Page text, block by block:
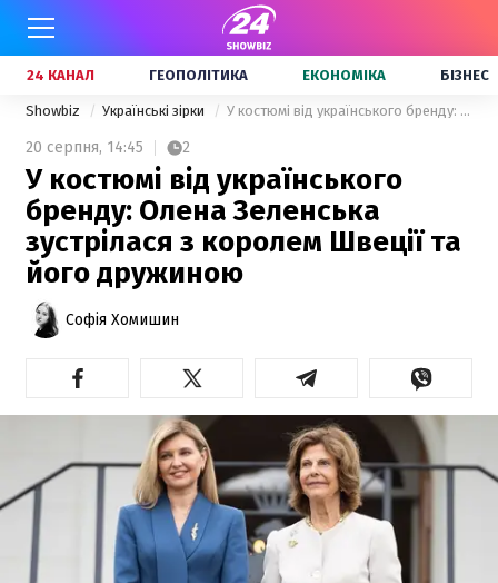
24 КАНАЛ ГЕОПОЛІТИКА ЕКОНОМІКА БІЗНЕС
Showbiz Українські зірки У костюмі від українського бренду: Олена Зеленська зустрілася з королем Швеції та його дружиною
20 серпня, 14:45 2
У костюмі від українського
бренду: Олена Зеленська
зустрілася з королем Швеції та
його дружиною
Софія Хомишин